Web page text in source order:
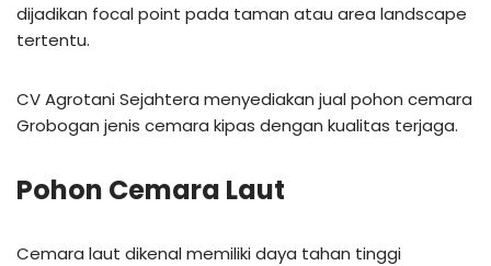
dijadikan focal point pada taman atau area landscape
tertentu.
CV Agrotani Sejahtera menyediakan jual pohon cemara
Grobogan jenis cemara kipas dengan kualitas terjaga.
Pohon Cemara Laut
Cemara laut dikenal memiliki daya tahan tinggi